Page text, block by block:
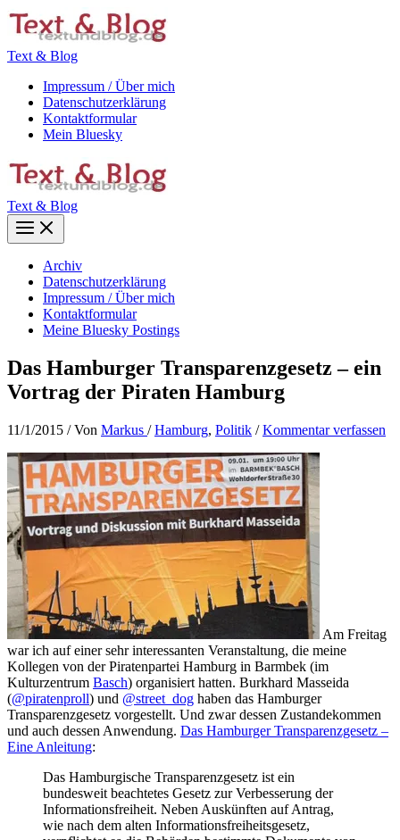
Zum
Inhalt
Text & Blog
Impressum / Über mich
Datenschutzerklärung
Kontaktformular
Mein Bluesky
Text & Blog
Main
Menu
Archiv
Datenschutzerklärung
Impressum / Über mich
Kontaktformular
Meine Bluesky Postings
Das Hamburger Transparenzgesetz – ein
Vortrag der Piraten Hamburg
11/1/2015 / Von Markus /Hamburg, Politik /Kommentar verfassen
Am Freitag
war ich auf einer sehr interessanten Veranstaltung, die meine
Kollegen von der Piratenpartei Hamburg in Barmbek (im
Kulturzentrum Basch) organisiert hatten. Burkhard Masseida
(@piratenproll) und @street_dog haben das Hamburger
Transparenzgesetz vorgestellt. Und zwar dessen Zustandekommen
und auch dessen Anwendung. Das Hamburger Transparenzgesetz –
Eine Anleitung:
Das Hamburgische Transparenzgesetz ist ein
bundesweit beachtetes Gesetz zur Verbesserung der
Informationsfreiheit. Neben Auskünften auf Antrag,
wie nach dem alten Informationsfreiheitsgesetz,